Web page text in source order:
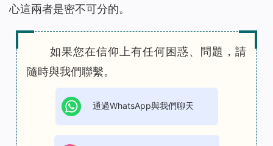
心這兩者是密不可分的。
如果您在信仰上有任何困惑、問題，請
隨時與我們聯繫。
通過WhatsApp與我們聊天